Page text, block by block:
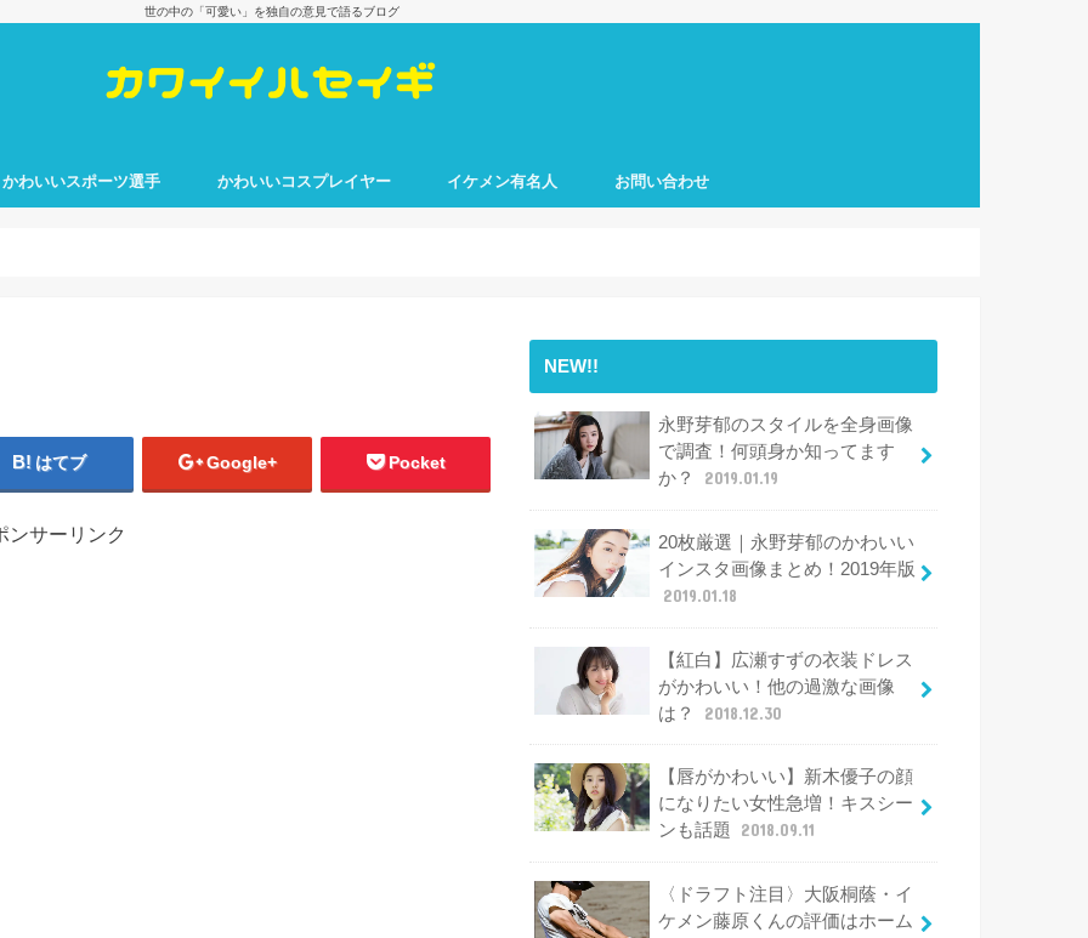
世の中の「可愛い」を独自の意見で語るブログ
かわいいスポーツ選手 かわいいコスプレイヤー イケメン有名人 お問い合わせ
はてブ Google+ Pocket
ンサーリンク
NEW!!
永野芽郁のスタイルを全身画像
で調査！何頭身か知ってます
か？
2019.01.19
20枚厳選｜永野芽郁のかわいい
インスタ画像まとめ！2019年版
2019.01.18
【紅白】広瀬すずの衣装ドレス
がかわいい！他の過激な画像
は？
2018.12.30
【唇がかわいい】新木優子の顔
になりたい女性急増！キスシー
ンも話題
2018.09.11
〈ドラフト注目〉大阪桐蔭・イ
ケメン藤原くんの評価はホーム